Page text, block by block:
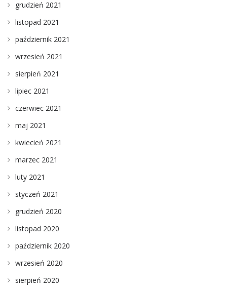
grudzień 2021
listopad 2021
październik 2021
wrzesień 2021
sierpień 2021
lipiec 2021
czerwiec 2021
maj 2021
kwiecień 2021
marzec 2021
luty 2021
styczeń 2021
grudzień 2020
listopad 2020
październik 2020
wrzesień 2020
sierpień 2020